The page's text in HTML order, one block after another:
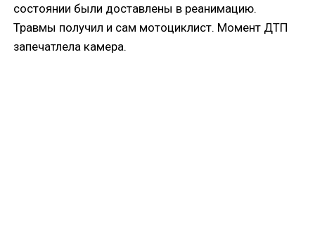
состоянии были доставлены в реанимацию.
Травмы получил и сам мотоциклист. Момент ДТП
запечатлела камера.